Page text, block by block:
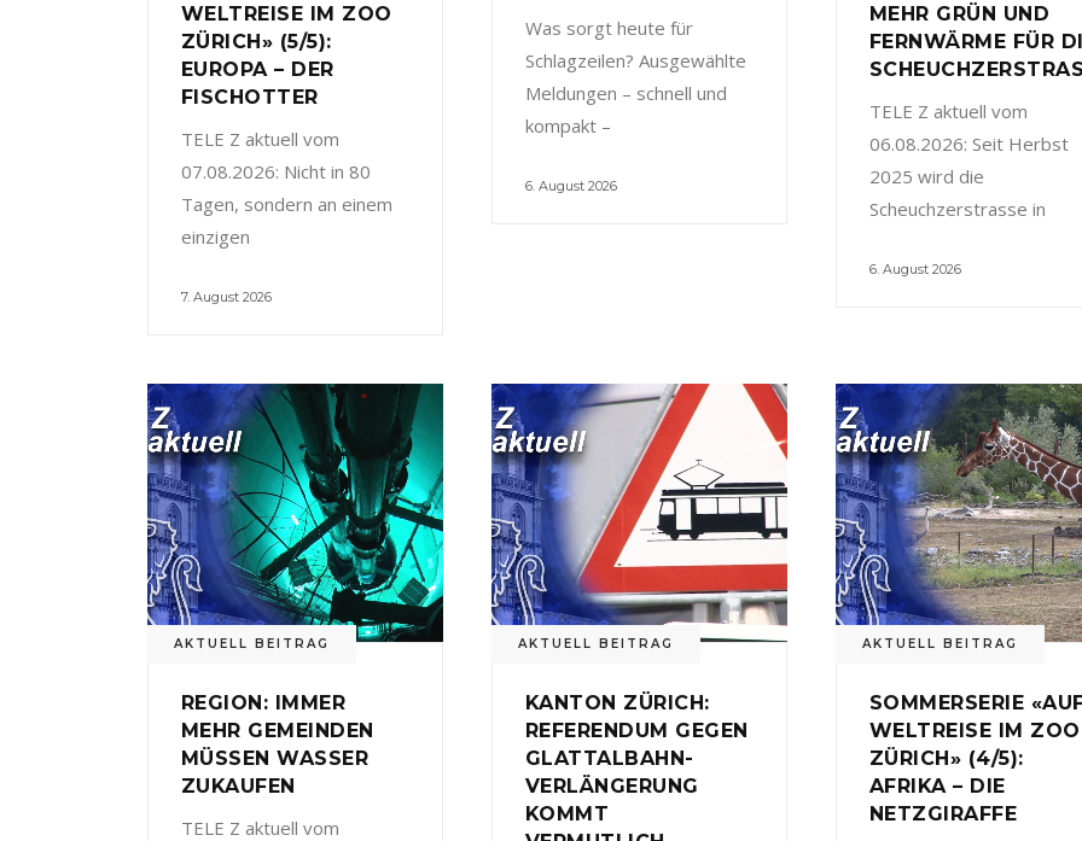
WELTREISE IM ZOO
ZÜRICH» (5/5):
EUROPA – DER
FISCHOTTER
TELE Z aktuell vom
07.08.2026: Nicht in 80
Tagen, sondern an einem
einzigen
7. August 2026
Was sorgt heute für
Schlagzeilen? Ausgewählte
Meldungen – schnell und
kompakt –
6. August 2026
MEHR GRÜN UND
FERNWÄRME FÜR
TELE Z aktuell vom
06.08.2026: Seit Herbst
2025 wird die
Scheuchzerstrasse in
6. August 2026
AKTUELL BEITRAG
REGION: IMMER
MEHR GEMEINDEN
MÜSSEN WASSER
ZUKAUFEN
TELE Z aktuell vom
AKTUELL BEITRAG
KANTON ZÜRICH:
REFERENDUM GEGEN
GLATTALBAHN-
VERLÄNGERUNG
KOMMT
AKTUELL BEITRAG
SOMMERSERIE
WELTREISE IM ZOO
ZÜRICH» (4/5):
AFRIKA – DIE
NETZGIRAFFE